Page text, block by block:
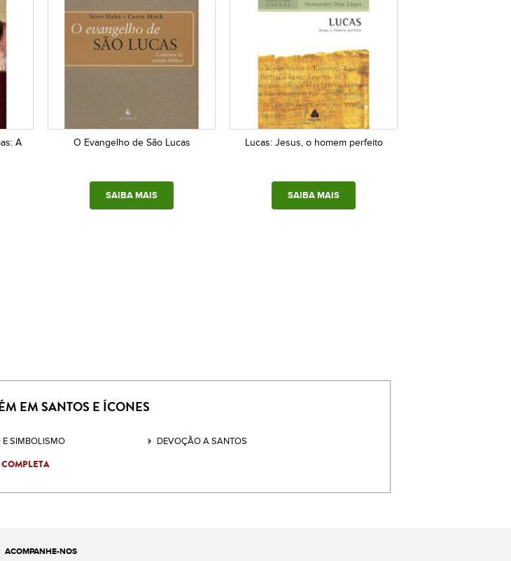
A
O Evangelho de São Lucas
SAIBA MAIS
Lucas: Jesus, o homem perfeito
SAIBA MAIS
EM SANTOS E ÍCONES
E SIMBOLISMO
DEVOÇÃO A SANTOS
ACOMPANHE-NOS